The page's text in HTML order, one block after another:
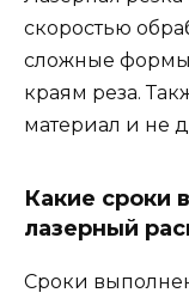
скоростью
сложные формы
краям реза.
материал и не
Какие сроки
лазерный
Сроки